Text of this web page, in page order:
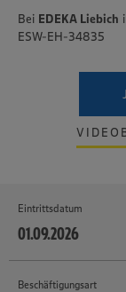
Bei EDEKA Liebich
ESW-EH-34835
Eintrittsdatum
01.09.2026
Beschäftigungsart